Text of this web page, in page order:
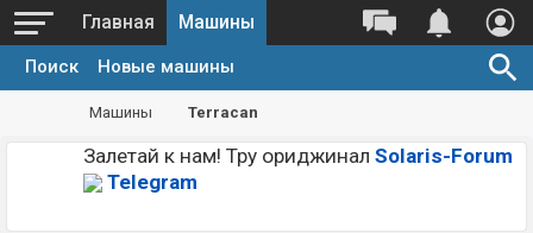
Главная Машины
Поиск Новые машины
Машины Terracan
Залетай к нам! Тру ориджинал Solaris-Forum
Telegram